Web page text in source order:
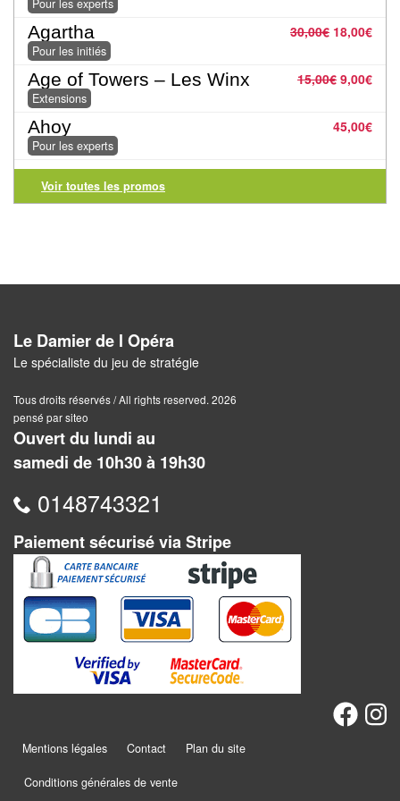
Pour
2
Joueurs
Ambiance
Coopératif
Gestion
Jeux
évolutifs
Jeux
abstraits
Extensions
Casse-
Accessoires
Backgammon
traditionnels
Jeu
de
Pour les experts
30,00€ 18,00€
Agartha
Pour les initiés
15,00€ 9,00€
Age of Towers – Les Winx
Extensions
45,00€
Ahoy
Pour les experts
Voir toutes les promos
Le Damier de l Opéra
Le spécialiste du jeu de stratégie
Tous droits réservés / All rights reserved. 2026
pensé par siteo
Ouvert du lundi au
samedi de 10h30 à 19h30
0148743321
Paiement sécurisé via Stripe
Mentions légales Contact Plan du site
Conditions générales de vente